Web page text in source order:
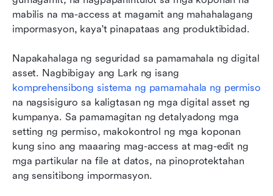
mabilis na ma-access at magamit ang mahahalagang
impormasyon, kaya't pinapataas ang produktibidad.
Napakahalaga ng seguridad sa pamamahala ng digital
komprehensibong sistema ng pamamahala ng permiso
na nagsisiguro sa kaligtasan ng mga digital asset ng
kumpanya. Sa pamamagitan ng detalyadong mga
setting ng permiso, makokontrol ng mga koponan
kung sino ang maaaring mag-access at mag-edit ng
mga partikular na file at datos, na pinoprotektahan
ang sensitibong impormasyon.